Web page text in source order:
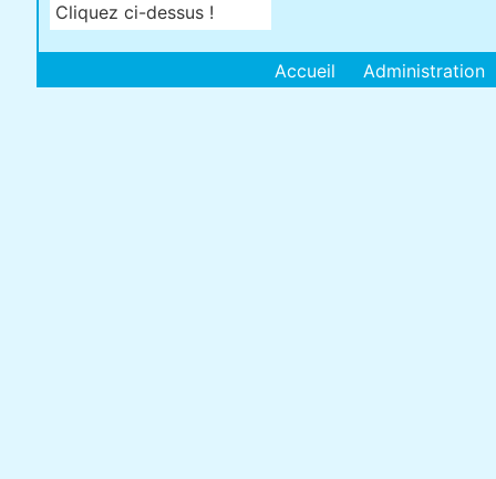
Cliquez ci-dessus !
Accueil Administration